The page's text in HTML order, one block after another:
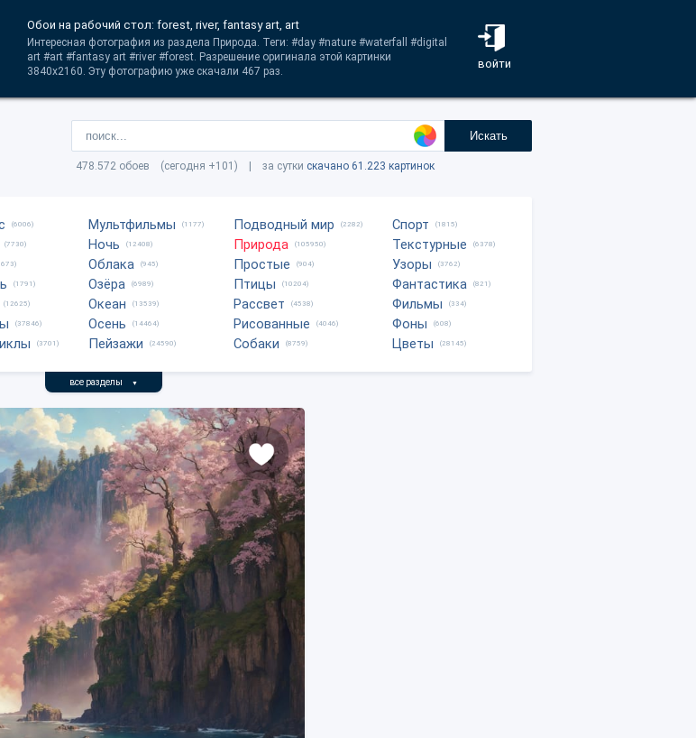
войти
Обои на рабочий стол: forest, river, fantasy art, art
Интересная фотография из раздела Природа. Теги: #day #nature #waterfall #digital
art #art #fantasy art #river #forest. Разрешение оригинала этой картинки
3840x2160. Эту фотографию уже скачали 467 раз.
Искать
478.572 обоев (сегодня +101) | за сутки скачано 61.223 картинок
(6006)
(7730)
(1791)
(12625)
(37846)
(3701)
Мультфильмы (1177)
Ночь (12408)
Облака (945)
Озёра (6989)
Океан (13539)
Осень (14464)
Пейзажи (24590)
Подводный мир (2282)
Природа (105950)
Простые (904)
Птицы (10204)
Рассвет (4538)
Рисованные (4046)
Собаки (8759)
Спорт (1815)
Текстурные (6378)
Узоры (3762)
Фантастика (821)
Фильмы (334)
Фоны (608)
Цветы (28145)
все разделы ▼